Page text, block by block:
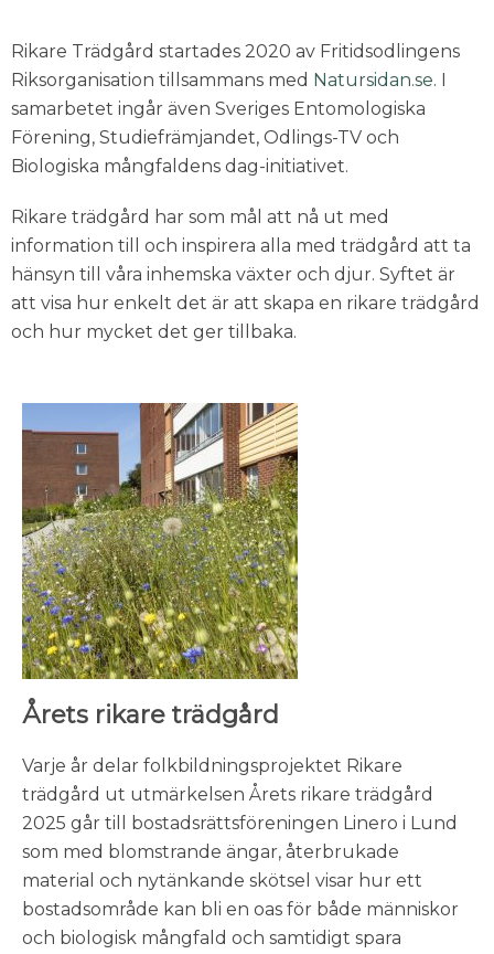
Rikare Trädgård startades 2020 av Fritidsodlingens
Riksorganisation tillsammans med Natursidan.se. I
samarbetet ingår även Sveriges Entomologiska
Förening, Studiefrämjandet, Odlings-TV och
Biologiska mångfaldens dag-initiativet.
Rikare trädgård har som mål att nå ut med
information till och inspirera alla med trädgård att ta
hänsyn till våra inhemska växter och djur. Syftet är
att visa hur enkelt det är att skapa en rikare trädgård
och hur mycket det ger tillbaka.
Årets rikare trädgård
Varje år delar folkbildningsprojektet Rikare
trädgård ut utmärkelsen Årets rikare trädgård
2025 går till bostadsrättsföreningen Linero i Lund
som med blomstrande ängar, återbrukade
material och nytänkande skötsel visar hur ett
bostadsområde kan bli en oas för både människor
och biologisk mångfald och samtidigt spara